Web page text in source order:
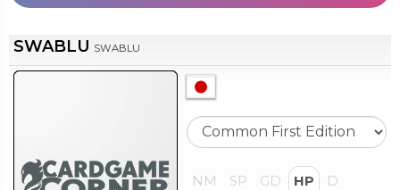
SWABLU SWABLU
NM SP GD HP D